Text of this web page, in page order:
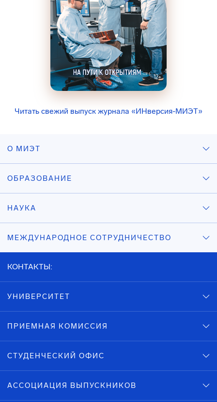
Читать свежий выпуск журнала «ИНверсия-МИЭТ»
О МИЭТ
ОБРАЗОВАНИЕ
НАУКА
МЕЖДУНАРОДНОЕ СОТРУДНИЧЕСТВО
КОНТАКТЫ:
УНИВЕРСИТЕТ
ПРИЕМНАЯ КОМИССИЯ
СТУДЕНЧЕСКИЙ ОФИС
АССОЦИАЦИЯ ВЫПУСКНИКОВ